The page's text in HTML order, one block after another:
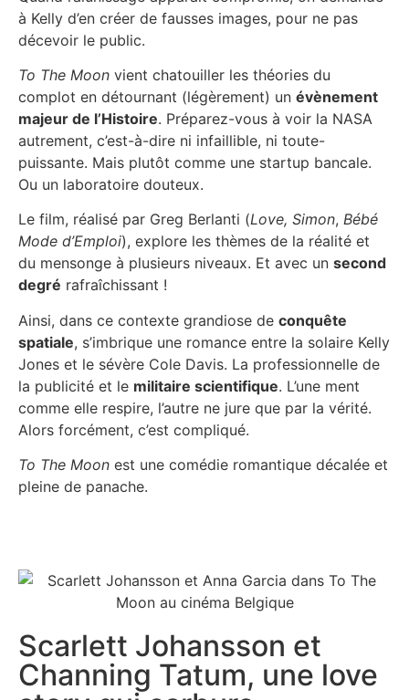
à Kelly d’en créer de fausses images, pour ne pas
décevoir le public.
To The Moon vient chatouiller les théories du
complot en détournant (légèrement) un évènement
majeur de l’Histoire. Préparez-vous à voir la NASA
autrement, c’est-à-dire ni infaillible, ni toute-
puissante. Mais plutôt comme une startup bancale.
Ou un laboratoire douteux.
Le film, réalisé par Greg Berlanti (Love, Simon, Bébé
Mode d’Emploi), explore les thèmes de la réalité et
du mensonge à plusieurs niveaux. Et avec un second
degré rafraîchissant !
Ainsi, dans ce contexte grandiose de conquête
spatiale, s’imbrique une romance entre la solaire Kelly
Jones et le sévère Cole Davis. La professionnelle de
la publicité et le militaire scientifique. L’une ment
comme elle respire, l’autre ne jure que par la vérité.
Alors forcément, c’est compliqué.
To The Moon est une comédie romantique décalée et
pleine de panache.
Scarlett Johansson et
Channing Tatum, une love